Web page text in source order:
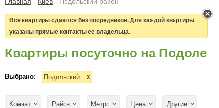
Все квартиры сдаются без посредников. Для каждой квартиры
указаны прямые контакты ее владельца.
Квартиры посуточно на Подоле
Выбрано: Подольский x
Комнат Район Метро Цена Другие